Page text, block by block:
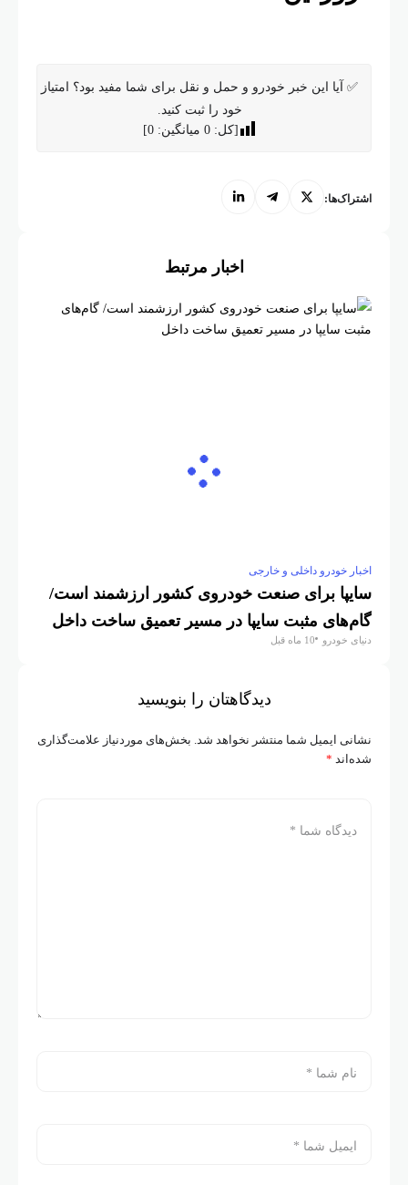
✅ آیا این خبر خودرو و حمل و نقل برای شما مفید بود؟ امتیاز
خود را ثبت کنید.
[کل:0میانگین:0
]
اشتراک‌ها:
اخبار مرتبط
اخبار خودرو داخلی و خارجی
سایپا برای صنعت خودروی کشور ارزشمند است/
گام‌های مثبت سایپا در مسیر تعمیق ساخت داخل
دنیای خودرو 10 ماه قبل
دیدگاهتان را بنویسید
نشانی ایمیل شما منتشر نخواهد شد. بخش‌های موردنیاز علامت‌گذاری
شده‌اند *